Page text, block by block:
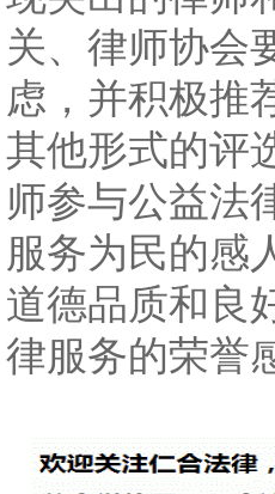
关、律师协会
虑，并积极推
其他形式的评
师参与公益法
服务为民的感
道德品质和良
律服务的荣誉